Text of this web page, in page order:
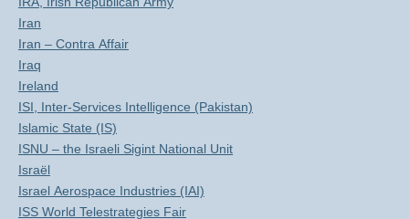
Iran
Iran – Contra Affair
Iraq
Ireland
ISI, Inter-Services Intelligence (Pakistan)
Islamic State (IS)
ISNU – the Israeli Sigint National Unit
Israël
Israel Aerospace Industries (IAI)
ISS World Telestrategies Fair